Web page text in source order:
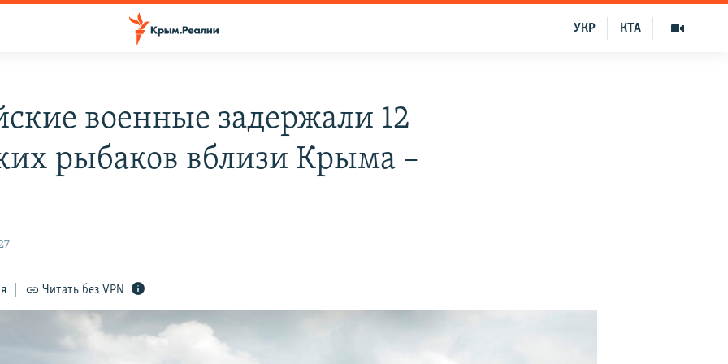
КТА
УКР
военные задержали 12
рыбаков вблизи Крыма –
Читать без VPN